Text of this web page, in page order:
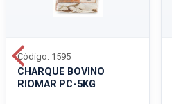
CHARQUE BOVINO
RIOMAR PC-5KG
Código: 1595